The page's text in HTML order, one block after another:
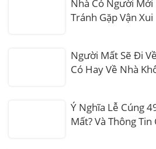
Nhà Có Người
Tránh Gặp Vận Xui
Người Mất Sẽ Đi
Có Hay Về Nhà
Ý Nghĩa Lễ Cúng
Mất? Và Thông Tin